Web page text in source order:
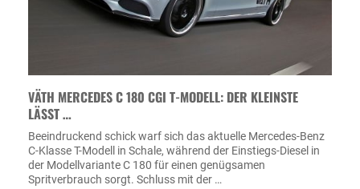
VÄTH MERCEDES C 180 CGI T-MODELL: DER KLEINSTE
LÄSST …
Beeindruckend schick warf sich das aktuelle Mercedes-Benz
C-Klasse T-Modell in Schale, während der Einstiegs-Diesel in
der Modellvariante C 180 für einen genügsamen
Spritverbrauch sorgt. Schluss mit der …